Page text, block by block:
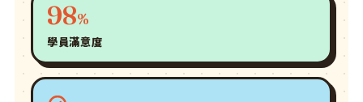
98%
學員滿意度